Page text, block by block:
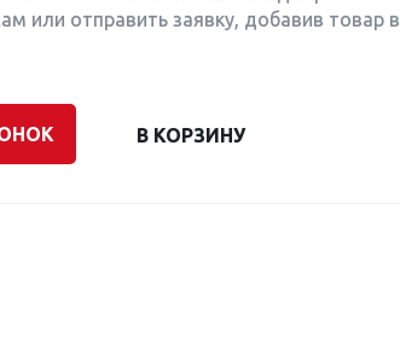
или отправить заявку, добавив товар в
В КОРЗИНУ